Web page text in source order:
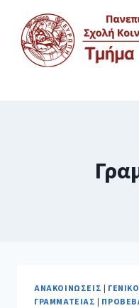
ΑΝΑΚΟΙΝΏΣΕΙΣ |
ΓΡΑΜΜΑΤΕΊΑΣ |